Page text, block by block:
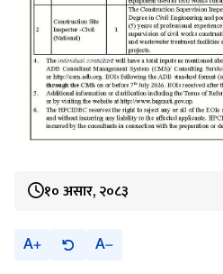
१० असार, २०८३
A A